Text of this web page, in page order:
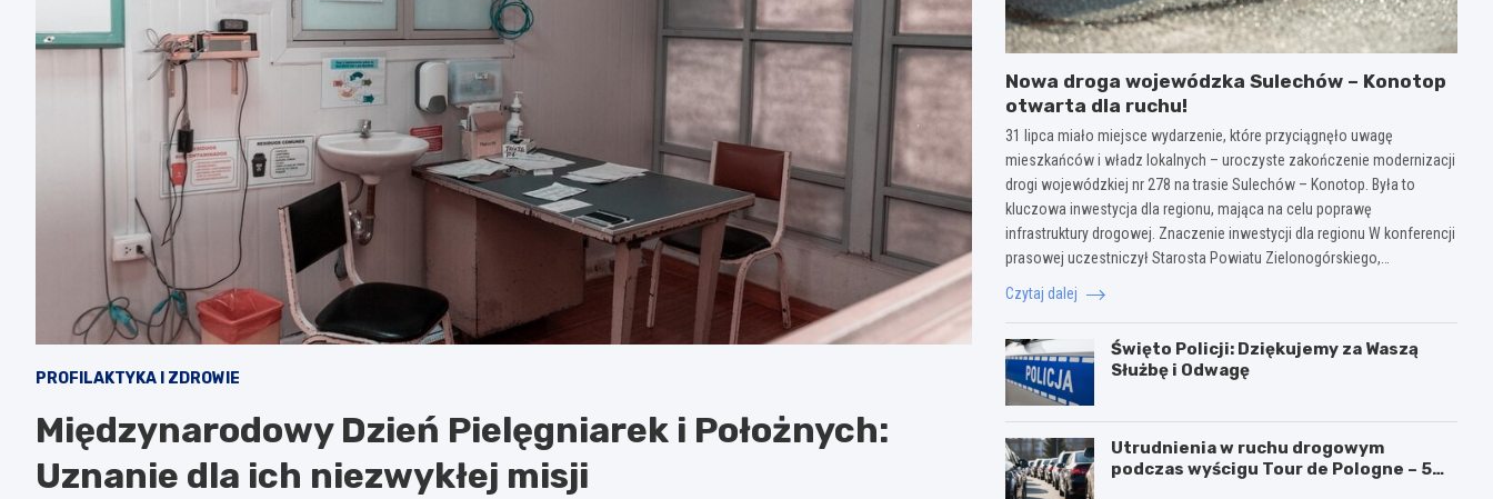
PROFILAKTYKA I ZDROWIE
Międzynarodowy Dzień Pielęgniarek i Położnych:
Uznanie dla ich niezwykłej misji
Nowa droga wojewódzka Sulechów – Konotop
otwarta dla ruchu!
31 lipca miało miejsce wydarzenie, które przyciągnęło uwagę
mieszkańców i władz lokalnych – uroczyste zakończenie modernizacji
drogi wojewódzkiej nr 278 na trasie Sulechów – Konotop. Była to
kluczowa inwestycja dla regionu, mająca na celu poprawę
infrastruktury drogowej. Znaczenie inwestycji dla regionu W konferencji
prasowej uczestniczył Starosta Powiatu Zielonogórskiego,…
Czytaj dalej
Święto Policji: Dziękujemy za Waszą
Służbę i Odwagę
Utrudnienia w ruchu drogowym
podczas wyścigu Tour de Pologne – 5